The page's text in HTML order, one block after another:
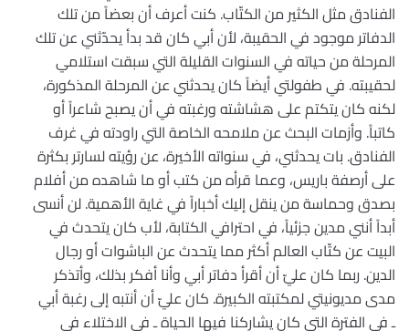
الفنادق مثل الكثير من الكتّاب. كنت أعرف أن بعضاً من تلك
الدفاتر موجود في الحقيبة، لأن أبي كان قد بدأ يحدّثني عن تلك
المرحلة من حياته في السنوات القليلة التي سبقت استلامي
لحقيبته. في طفولتي أيضاً كان يحدثني عن المرحلة المذكورة،
لكنه كان يتكتم على هشاشته ورغبته في أن يصبح شاعراً أو
كاتباً. وأزمات البحث عن ملامحه الخاصة التي راودته في غرف
الفنادق. بات يحدثني، في سنواته الأخيرة، عن رؤيته لسارتر بكثرة
على أرصفة باريس، وعما قرأه من كتب أو ما شاهده من أفلام
بصدق وحماسة من ينقل إليك أخباراً في غاية الأهمية. لن أنسى
أبداً أنني مدين جزئياً، في احترافي الكتابة، لأب كان يتحدث في
البيت عن كتّاب العالم أكثر مما يتحدث عن الباشوات أو رجال
الدين. ربما كان عليّ أن أقرأ دفاتر أبي وأنا أفكر بذلك، وأتذكر
مدى مديونيتي لمكتبته الكبيرة. كان عليّ أن أنتبه إلى رغبة أبي
ـ في الفترة التي كان يشاركنا فيها الحياة ـ في الاختلاء في